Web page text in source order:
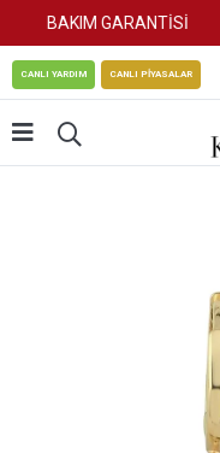
BAKIM GARANTİSİ
CANLI YARDIM CANLI PİYASALAR